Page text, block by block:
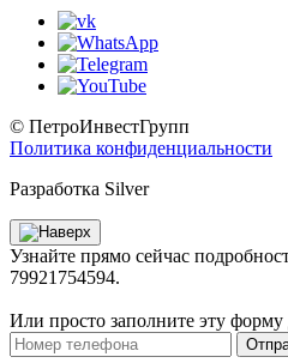
© ПетроИнвестГрупп
Политика конфиденциальности
Разработка Silver
Узнайте прямо сейчас
79921754594.
Или просто заполните эту форму